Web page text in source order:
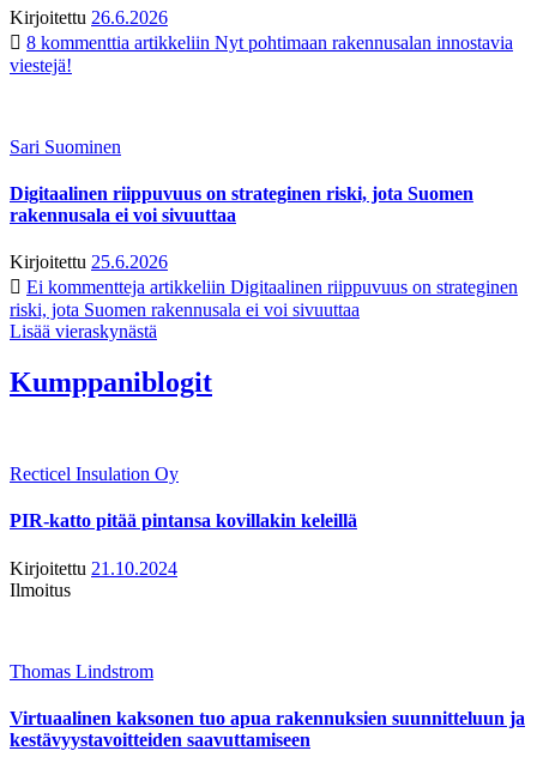
Kirjoitettu 26.6.2026
8 kommenttia artikkeliin Nyt pohtimaan rakennusalan innostavia
viestejä!
Sari Suominen
Digitaalinen riippuvuus on strateginen riski, jota Suomen
rakennusala ei voi sivuuttaa
Kirjoitettu 25.6.2026
Ei kommentteja artikkeliin Digitaalinen riippuvuus on strateginen
riski, jota Suomen rakennusala ei voi sivuuttaa
Lisää vieraskynästä
Kumppaniblogit
Recticel Insulation Oy
PIR-katto pitää pintansa kovillakin keleillä
Kirjoitettu 21.10.2024
Ilmoitus
Thomas Lindstrom
Virtuaalinen kaksonen tuo apua rakennuksien suunnitteluun ja
kestävyystavoitteiden saavuttamiseen